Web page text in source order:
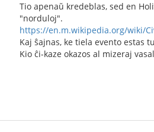
Tio apenaŭ kredeblas, sed en
"norduloj".
https://en.m.wikipedia.org/wiki/
Kaj ŝajnas, ke tiela evento estas
Kio ĉi-kaze okazos al mizeraj